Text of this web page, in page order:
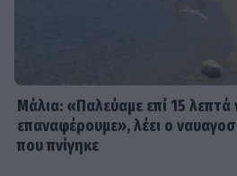
νέα προπόνηση για τέλειους
γλουτούς
Μάλια: «Παλεύαμε επί 15 λεπτά
επαναφέρουμε», λέει ο
που πνίγηκε